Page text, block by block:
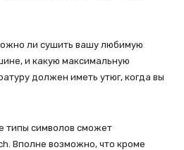
ли сушить вашу любимую
и какую максимальную
должен иметь утюг, когда вы
типы символов сможет
Вполне возможно, что кроме